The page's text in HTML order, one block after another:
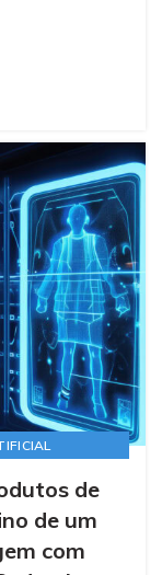
de
de um
com